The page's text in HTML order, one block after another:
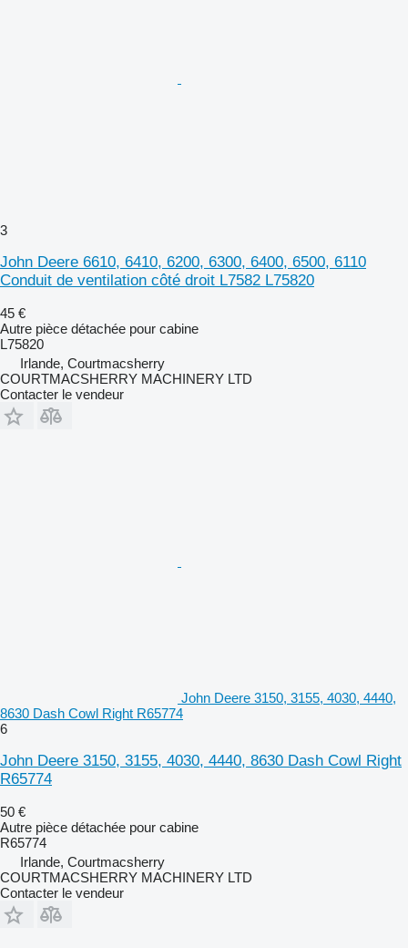
3
John Deere 6610, 6410, 6200, 6300, 6400, 6500, 6110
Conduit de ventilation côté droit L7582 L75820
45 €
Autre pièce détachée pour cabine
L75820
Irlande, Courtmacsherry
COURTMACSHERRY MACHINERY LTD
Contacter le vendeur
John Deere 3150, 3155, 4030, 4440,
8630 Dash Cowl Right R65774
6
John Deere 3150, 3155, 4030, 4440, 8630 Dash Cowl Right
R65774
50 €
Autre pièce détachée pour cabine
R65774
Irlande, Courtmacsherry
COURTMACSHERRY MACHINERY LTD
Contacter le vendeur